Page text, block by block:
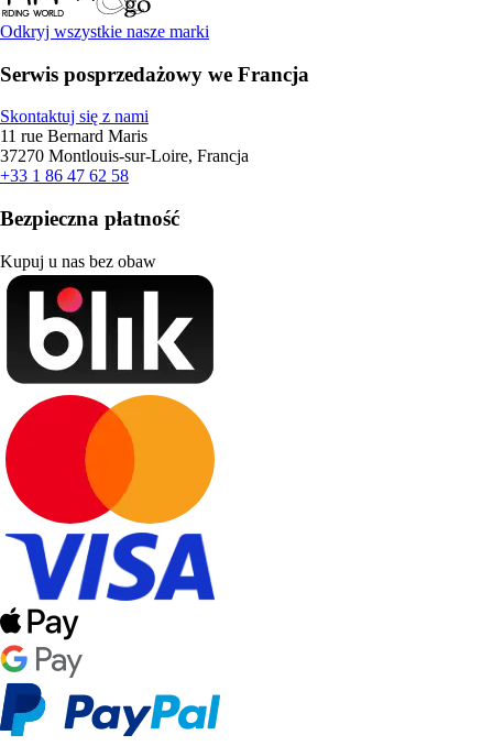
Odkryj wszystkie nasze marki
Serwis posprzedażowy we Francja
Skontaktuj się z nami
11 rue Bernard Maris
37270 Montlouis-sur-Loire, Francja
+33 1 86 47 62 58
Bezpieczna płatność
Kupuj u nas bez obaw